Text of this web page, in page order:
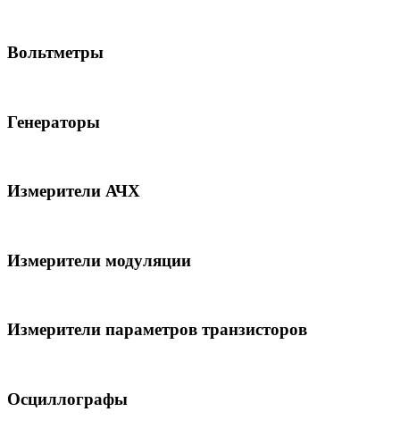
Вольтметры
Генераторы
Измерители АЧХ
Измерители модуляции
Измерители параметров транзисторов
Осциллографы